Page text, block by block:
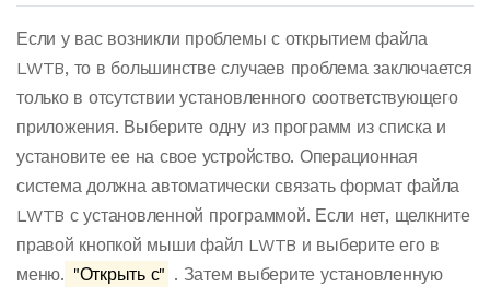
Если у вас возникли проблемы с открытием файла
LWTB, то в большинстве случаев проблема заключается
только в отсутствии установленного соответствующего
приложения. Выберите одну из программ из списка и
установите ее на свое устройство. Операционная
система должна автоматически связать формат файла
LWTB с установленной программой. Если нет, щелкните
правой кнопкой мыши файл LWTB и выберите его в
меню. "Открыть с" . Затем выберите установленную